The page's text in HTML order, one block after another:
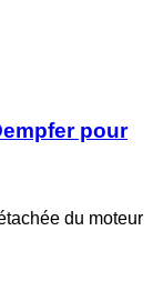
pour
du moteur